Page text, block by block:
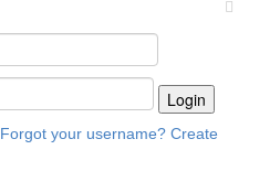
Forgot your username? Create